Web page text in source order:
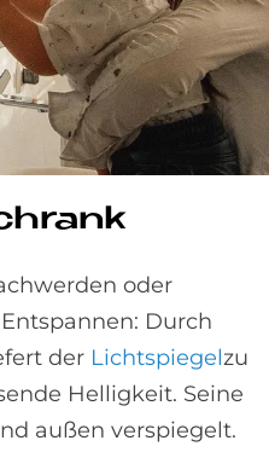
oder
Durch
der Lichtspiegelzu
Helligkeit. Seine
außen verspiegelt.